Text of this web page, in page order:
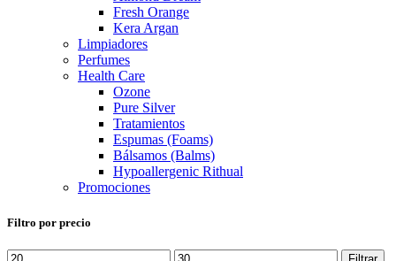
Fresh Orange
Kera Argan
Limpiadores
Perfumes
Health Care
Ozone
Pure Silver
Tratamientos
Espumas (Foams)
Bálsamos (Balms)
Hypoallergenic Rithual
Promociones
Filtro por precio
Precio Precio